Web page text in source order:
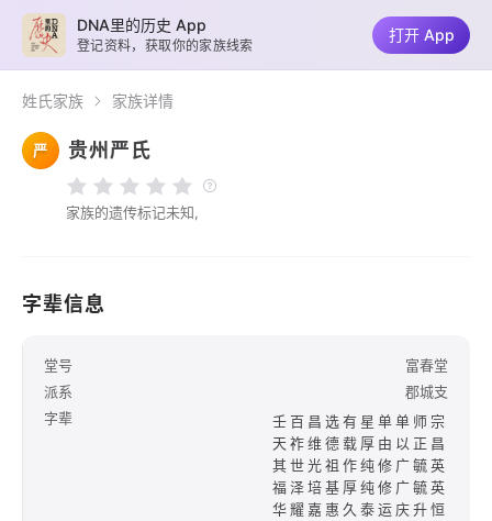
姓氏家族 家族详情
严 贵州严氏
家族的遗传标记未知,
字辈信息
堂号
富春堂
派系
郡城支
字辈
壬百昌选有星单单师宗
天祚维德载厚由以正昌
其世光祖作纯修广毓英
福泽培基厚纯修广毓英
华耀嘉惠久泰运庆升恒
DNA里的历史 App
登记资料，获取你的家族线索
打开 App